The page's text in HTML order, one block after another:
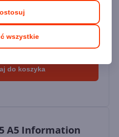
wszystkie
do koszyka
A5 Information